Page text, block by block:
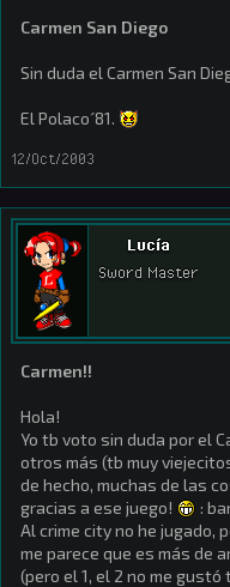
Carmen San Diego
Sin duda el Carmen San
El Polaco´81.
12/Oct/2003
Lucía
Sword Master
Carmen!!
Hola!
Yo tb voto sin duda por el
otros más (tb muy
de hecho, muchas de las
gracias a ese juego!
:
Al crime city no he jugado,
me parece que es más de
(pero el 1, el 2 no me